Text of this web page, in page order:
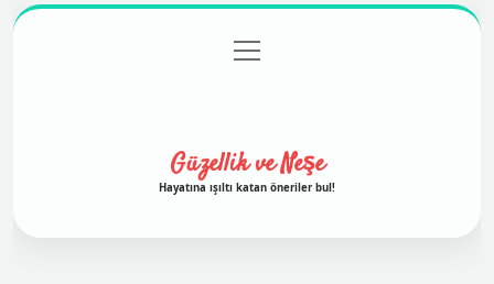
Gizlilik Politikası
menüyü
aç
Güzellik ve Neşe
Hayatına ışıltı katan öneriler bul!